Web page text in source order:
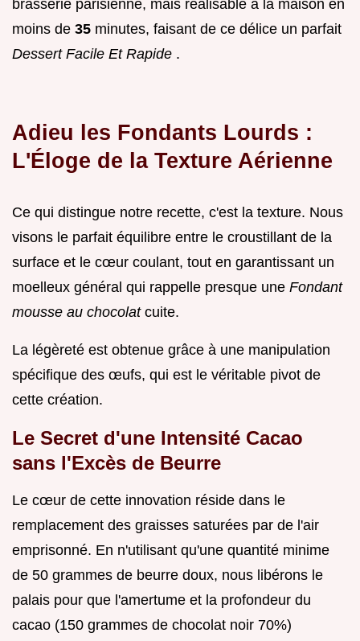
brasserie parisienne, mais réalisable à la maison en
moins de 35 minutes, faisant de ce délice un parfait
Dessert Facile Et Rapide .
Adieu les Fondants Lourds :
L'Éloge de la Texture Aérienne
Ce qui distingue notre recette, c'est la texture. Nous
visons le parfait équilibre entre le croustillant de la
surface et le cœur coulant, tout en garantissant un
moelleux général qui rappelle presque une Fondant
mousse au chocolat cuite.
La légèreté est obtenue grâce à une manipulation
spécifique des œufs, qui est le véritable pivot de
cette création.
Le Secret d'une Intensité Cacao
sans l'Excès de Beurre
Le cœur de cette innovation réside dans le
remplacement des graisses saturées par de l'air
emprisonné. En n'utilisant qu'une quantité minime
de 50 grammes de beurre doux, nous libérons le
palais pour que l'amertume et la profondeur du
cacao (150 grammes de chocolat noir 70%)